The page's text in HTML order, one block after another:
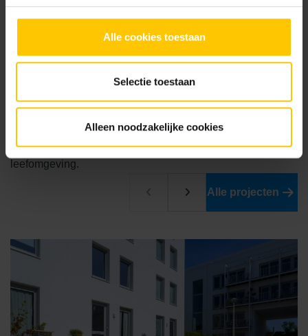
Alle cookies toestaan
Selectie toestaan
Alleen noodzakelijke cookies
Projecten slider
Samen creëren wij een mooie, comfortabele en duurzame
leefomgeving.
Alle projecten